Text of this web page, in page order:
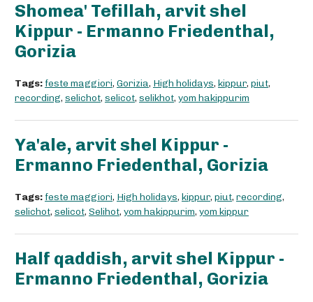
Shomea' Tefillah, arvit shel
Kippur - Ermanno Friedenthal,
Gorizia
Tags: feste maggiori, Gorizia, High holidays, kippur, piut,
recording, selichot, selicot, selikhot, yom hakippurim
Ya'ale, arvit shel Kippur -
Ermanno Friedenthal, Gorizia
Tags: feste maggiori, High holidays, kippur, piut, recording,
selichot, selicot, Selihot, yom hakippurim, yom kippur
Half qaddish, arvit shel Kippur -
Ermanno Friedenthal, Gorizia